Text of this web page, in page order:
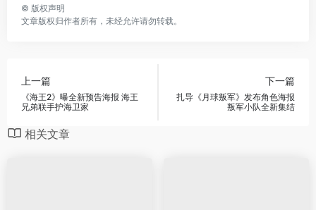
© 版权声明
文章版权归作者所有，未经允许请勿转载。
上一篇
《海王2》曝全新预告海报 海王
兄弟联手护海卫家
下一篇
扎导《月球叛军》发布角色海报
叛军小队全新集结
相关文章